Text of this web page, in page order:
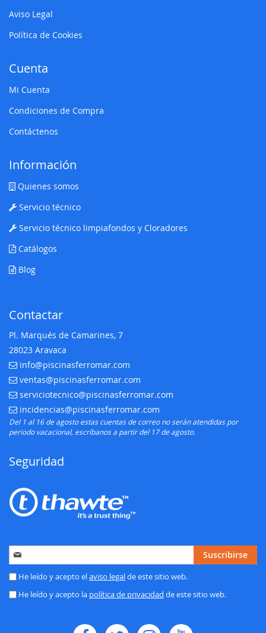
Aviso Legal
Política de Cookies
Cuenta
Mi Cuenta
Condiciones de Compra
Contáctenos
Información
Quienes somos
Servicio técnico
Servicio técnico limpiafondos y Cloradores
Catálogos
Blog
Contactar
Pl. Marqués de Camarines, 7
28023 Aravaca
E-mail:
info@piscinasferromar.com
E-mail:
ventas@piscinasferromar.com
E-mail:
serviciotecnico@piscinasferromar.com
E-mail:
incidencias@piscinasferromar.com
Del 1 al 16 de agosto estas cuentas de correo no serán atendidas por
periodo vacacional, escríbanos a partir del 17 de agosto.
Seguridad
Inscríbase
a
nuestro
de
Suscribirse
He leído y acepto elaviso legalde este sitio web.
He leído y acepto la política de privacidad de este sitio web.